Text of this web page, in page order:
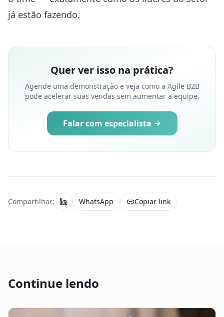
já estão fazendo.
Quer ver isso na prática?
Agende uma demonstração e veja como a Agile B2B
pode acelerar suas vendas sem aumentar a equipe.
Falar com especialista
Compartilhar: WhatsApp Copiar link
Continue lendo